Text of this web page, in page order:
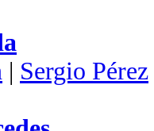
| Sergio Pérez